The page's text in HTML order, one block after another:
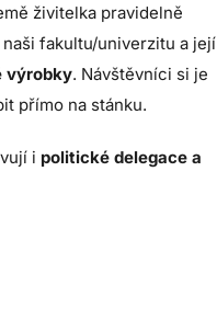
živitelka pravidelně
fakultu/univerzitu a její
výrobky. Návštěvníci si je
přímo na stánku.
i politické delegace a